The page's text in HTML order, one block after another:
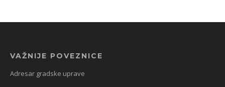
VAŽNIJE POVEZNICE
Adresar gradske uprave